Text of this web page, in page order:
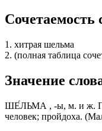
Сочетаемость
1. хитрая шельма
2. (полная таблица
Значение
ШЕ́ЛЬМА , -ы, м. и ж.
человек; пройдоха.